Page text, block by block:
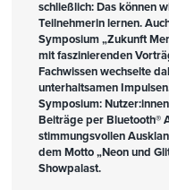
schließlich: Das können
Teilnehmerin lernen.
Symposium „Zukunft
mit faszinierenden
Fachwissen wechselte
unterhaltsamen
Symposium:
Beiträge per Bluetooth®
stimmungsvollen
dem Motto „Neon und
Showpalast.